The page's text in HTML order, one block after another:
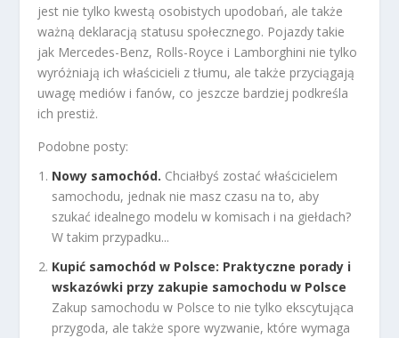
jest nie tylko kwestą osobistych upodobań, ale także
ważną deklaracją statusu społecznego. Pojazdy takie
jak Mercedes-Benz, Rolls-Royce i Lamborghini nie tylko
wyróżniają ich właścicieli z tłumu, ale także przyciągają
uwagę mediów i fanów, co jeszcze bardziej podkreśla
ich prestiż.
Podobne posty:
Nowy samochód. Chciałbyś zostać właścicielem
samochodu, jednak nie masz czasu na to, aby
szukać idealnego modelu w komisach i na giełdach?
W takim przypadku...
Kupić samochód w Polsce: Praktyczne porady i
wskazówki przy zakupie samochodu w Polsce
Zakup samochodu w Polsce to nie tylko ekscytująca
przygoda, ale także spore wyzwanie, które wymaga